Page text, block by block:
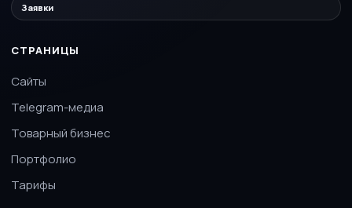
Заявки
СТРАНИЦЫ
Сайты
Telegram-медиа
Товарный бизнес
Портфолио
Тарифы